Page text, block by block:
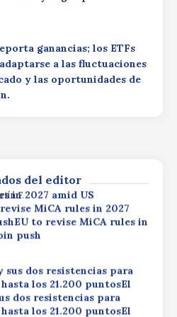
ganancias; los ETFs
a las fluctuaciones
y las oportunidades de
del editor
push
sus dos resistencias para
hasta los 21.200 puntosEl
dos resistencias para
los 21.200 puntosEl
dos resistencias para
RWA market
F.
in 2027 amid US
MiCA rules in 2027
to revise MiCA rules in
push
sus dos resistencias para
los 21.200 puntosEl
dos resistencias para
los 21.200 puntosEl